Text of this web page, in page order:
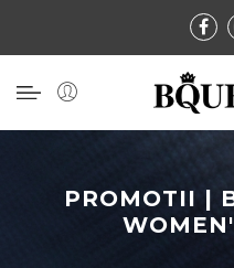
PROMOTII |